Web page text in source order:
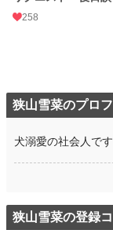
258
狭山雪菜のプロ
犬溺愛の社会人で
狭山雪菜の登録